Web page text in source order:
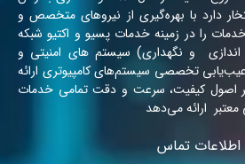
دارد با بهره‌گیری از نیروهای متخصص و
را در زمینه‌ خدمات پسیو و اکتیو شبکه
و نگهداری) سیستم های امنیتی و
تخصصی سیستم‌های کامپیوتری ارائه
اصول کیفیت، سرعت و دقت تمامی خدمات
معتبر ارائه می‌دهد
اطلاعات تماس